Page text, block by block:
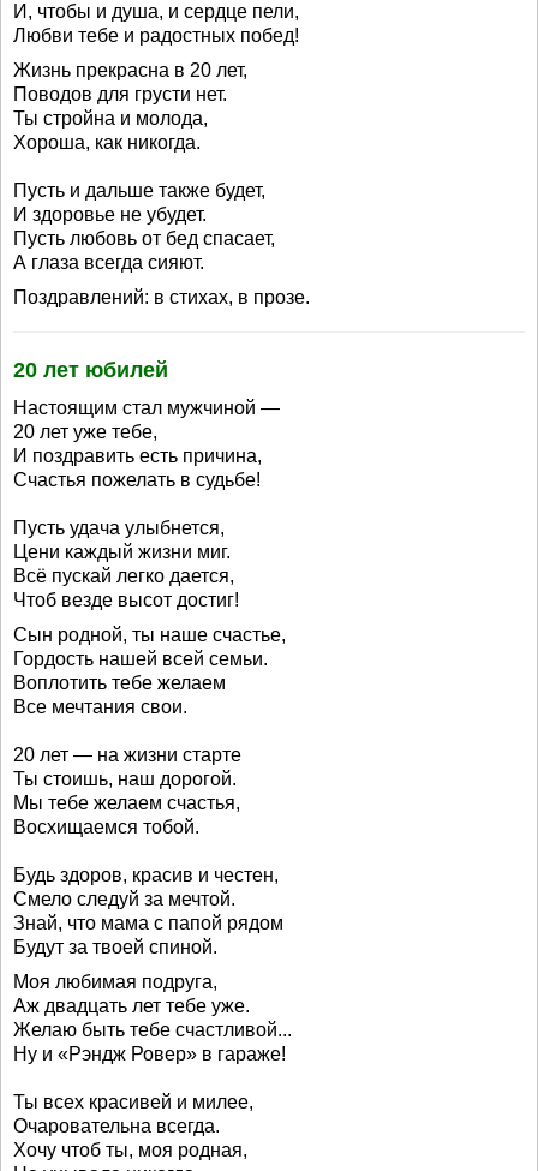
И, чтобы и душа, и сердце пели,
Любви тебе и радостных побед!
Жизнь прекрасна в 20 лет,
Поводов для грусти нет.
Ты стройна и молода,
Хороша, как никогда.
Пусть и дальше также будет,
И здоровье не убудет.
Пусть любовь от бед спасает,
А глаза всегда сияют.
Поздравлений: в стихах, в прозе.
20 лет юбилей
Настоящим стал мужчиной —
20 лет уже тебе,
И поздравить есть причина,
Счастья пожелать в судьбе!
Пусть удача улыбнется,
Цени каждый жизни миг.
Всё пускай легко дается,
Чтоб везде высот достиг!
Сын родной, ты наше счастье,
Гордость нашей всей семьи.
Воплотить тебе желаем
Все мечтания свои.
20 лет — на жизни старте
Ты стоишь, наш дорогой.
Мы тебе желаем счастья,
Восхищаемся тобой.
Будь здоров, красив и честен,
Смело следуй за мечтой.
Знай, что мама с папой рядом
Будут за твоей спиной.
Моя любимая подруга,
Аж двадцать лет тебе уже.
Желаю быть тебе счастливой...
Ну и «Рэндж Ровер» в гараже!
Ты всех красивей и милее,
Очаровательна всегда.
Хочу чтоб ты, моя родная,